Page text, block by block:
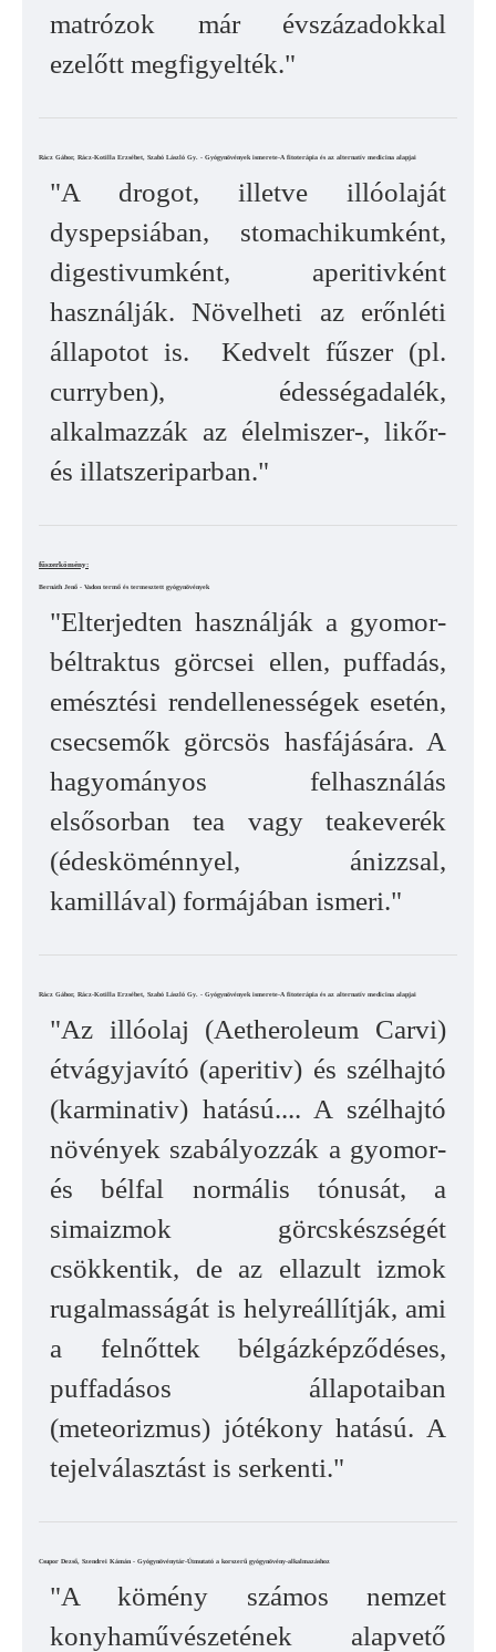
matrózok már évszázadokkal
ezelőtt megfigyelték."
Rácz Gábor, Rácz-Kotilla Erzsébet, Szabó László Gy. - Gyógynövények ismerete-A fitoterápia és az alternatív medicina alapjai
"A drogot, illetve illóolaját
dyspepsiában, stomachikumként,
digestivumként, aperitivként
használják. Növelheti az erőnléti
állapotot is. Kedvelt fűszer (pl.
curryben), édességadalék,
alkalmazzák az élelmiszer-, likőr-
és illatszeriparban."
fűszerkömény:
Bernáth Jenő - Vadon termő és termesztett gyógynövények
"Elterjedten használják a gyomor-
béltraktus görcsei ellen, puffadás,
emésztési rendellenességek esetén,
csecsemők görcsös hasfájására. A
hagyományos felhasználás
elsősorban tea vagy teakeverék
(édesköménnyel, ánizzsal,
kamillával) formájában ismeri."
Rácz Gábor, Rácz-Kotilla Erzsébet, Szabó László Gy. - Gyógynövények ismerete-A fitoterápia és az alternatív medicina alapjai
"Az illóolaj (Aetheroleum Carvi)
étvágyjavító (aperitiv) és szélhajtó
(karminativ) hatású.... A szélhajtó
növények szabályozzák a gyomor-
és bélfal normális tónusát, a
simaizmok görcskészségét
csökkentik, de az ellazult izmok
rugalmasságát is helyreállítják, ami
a felnőttek bélgázképződéses,
puffadásos állapotaiban
(meteorizmus) jótékony hatású. A
tejelválasztást is serkenti."
Csupor Dezső, Szendrei Kámán - Gyógynövénytár-Útmutató a korszerű gyógynövény-alkalmazáshoz
"A kömény számos nemzet
konyhaművészetének alapvető